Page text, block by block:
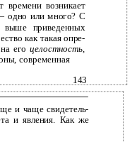
времени возникает
одно или много? С
выше приведенных
как такая опре­
на егоцелостность,
современная
143
и чаще свидетель­
и явления. Как же